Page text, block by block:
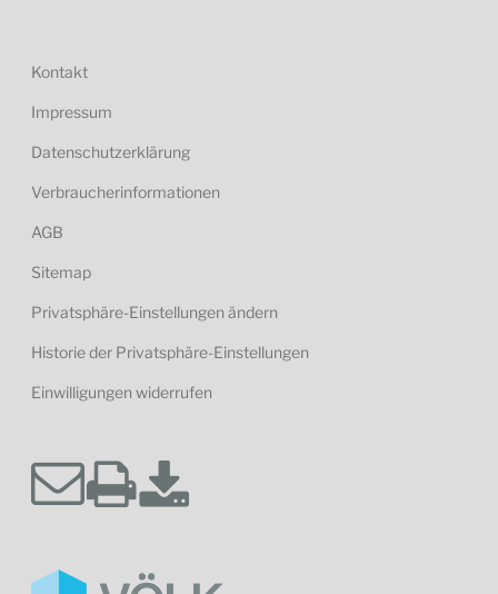
Kontakt
Impressum
Datenschutzerklärung
Verbraucherinformationen
AGB
Sitemap
Privatsphäre-Einstellungen ändern
Historie der Privatsphäre-Einstellungen
Einwilligungen widerrufen